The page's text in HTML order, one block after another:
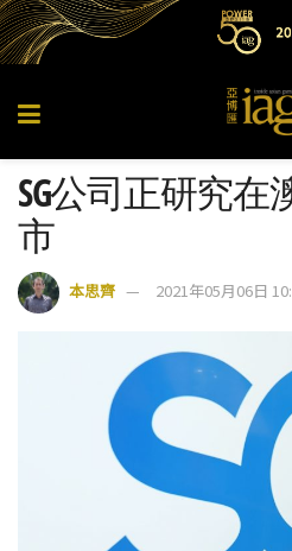
SG公司正研究
市
本思齊 2021年05月06日